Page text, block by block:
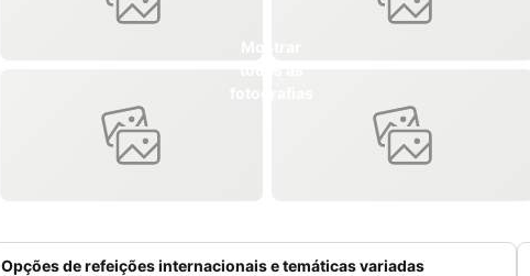
Opções de refeições internacionais e temáticas variadas